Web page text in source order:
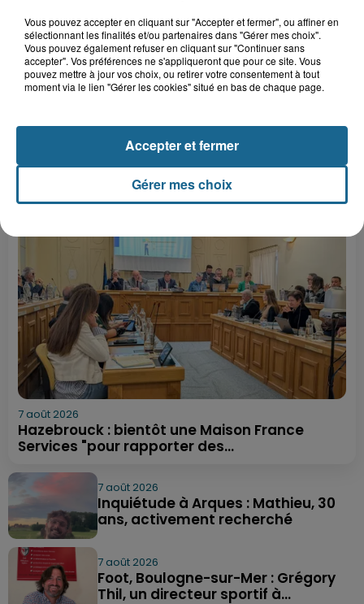
+ D'ÉVÈNEMENTS
7 août 2026
Bergues, entre ville et remparts
LE FIL INFO
7 août 2026
Hazebrouck : bientôt une Maison France
Services "pour rapporter des...
7 août 2026
Inquiétude à Arques : Mathieu, 30
ans, activement recherché
7 août 2026
Foot, Boulogne-sur-Mer : Grégory
Thil, un directeur sportif à...
Vous pouvez accepter en cliquant sur "Accepter et fermer", ou affiner en
sélectionnant les finalités et/ou partenaires dans "Gérer mes choix".
Vous pouvez également refuser en cliquant sur "Continuer sans
accepter". Vos préférences ne s'appliqueront que pour ce site. Vous
pouvez mettre à jour vos choix, ou retirer votre consentement à tout
moment via le lien "Gérer les cookies" situé en bas de chaque page.
Gérer mes choix
Accepter et fermer